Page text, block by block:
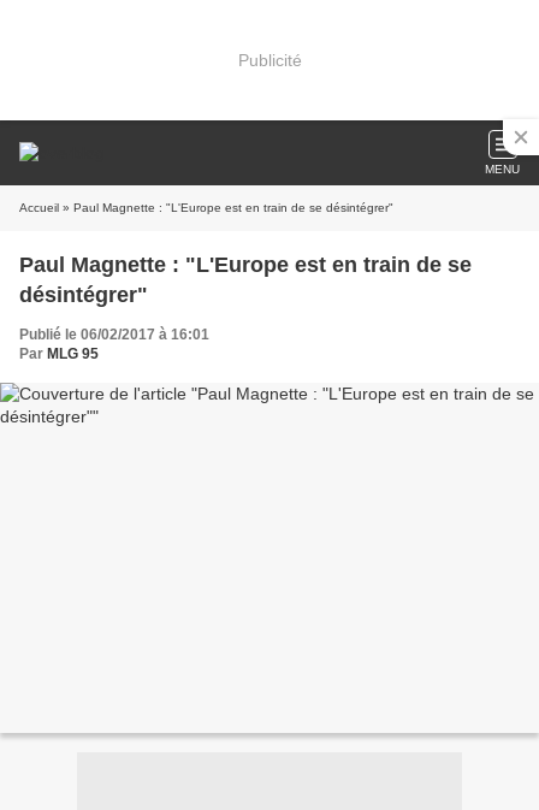
Publicité
MENU
Accueil » Paul Magnette : "L'Europe est en train de se désintégrer"
Paul Magnette : "L'Europe est en train de se
désintégrer"
Publié le 06/02/2017 à 16:01
Par MLG 95